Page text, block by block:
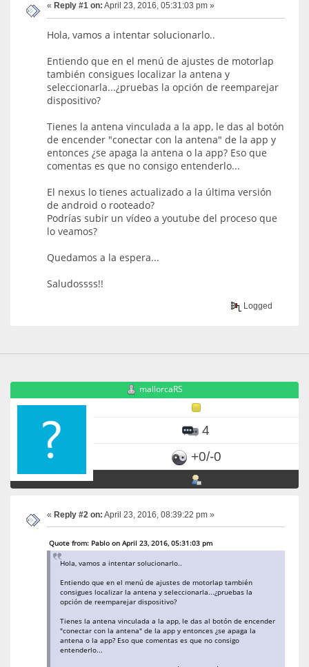
« Reply #1 on: April 23, 2016, 05:31:03 pm »
Hola, vamos a intentar solucionarlo..
Entiendo que en el menú de ajustes de motorlap
también consigues localizar la antena y
seleccionarla...¿pruebas la opción de reemparejar
dispositivo?
Tienes la antena vinculada a la app, le das al botón
de encender "conectar con la antena" de la app y
entonces ¿se apaga la antena o la app? Eso que
comentas es que no consigo entenderlo...
El nexus lo tienes actualizado a la última versión
de android o rooteado?
Podrías subir un vídeo a youtube del proceso que
lo veamos?
Quedamos a la espera...
Saludossss!!
Logged
mallorcaRS
4
+0/-0
« Reply #2 on: April 23, 2016, 08:39:22 pm »
Quote from: Pablo on April 23, 2016, 05:31:03 pm
Hola, vamos a intentar solucionarlo..
Entiendo que en el menú de ajustes de motorlap también
consigues localizar la antena y seleccionarla...¿pruebas la
opción de reemparejar dispositivo?
Tienes la antena vinculada a la app, le das al botón de encender
"conectar con la antena" de la app y entonces ¿se apaga la
antena o la app? Eso que comentas es que no consigo
entenderlo...